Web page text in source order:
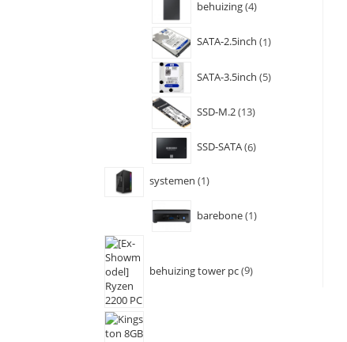
behuizing 4
SATA-2.5inch 1
SATA-3.5inch 5
SSD-M.2 13
SSD-SATA 6
systemen 1
barebone 1
behuizing tower pc 9